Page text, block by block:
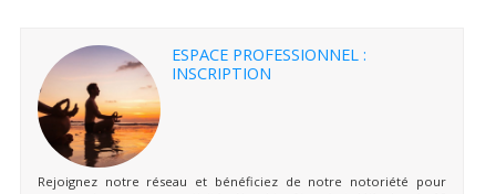
ESPACE PROFESSIONNEL :
INSCRIPTION
Rejoignez notre réseau et bénéficiez de notre notoriété pour